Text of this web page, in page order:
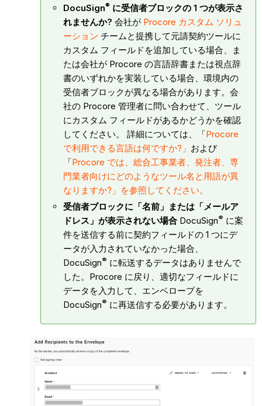
DocuSign® に受信者ブロックの 1 つが表示さ
れませんか? 会社が Procore カスタム ソリュ
ーション チームと提携して元請契約ツールに
カスタム フィールドを追加している場合、ま
たは会社が Procore の言語辞書または視点辞
書のいずれかを実装している場合、環境内の
受信者ブロックが異なる場合があります。会
社の Procore 管理者に問い合わせて、ツール
にカスタム フィールドがあるかどうかを確認
してください。 詳細については、「Procore
で利用できる言語は何ですか?」 および
「Procore では、総合工事業者、発注者、専
門業者向けにどのようなツール名と用語が異
なりますか?」を参照してください。
受信者ブロックに「名前」または「メールア
ドレス」が表示されない場合 DocuSign® に案
件を送信する前に契約フィールドの 1 つにデ
ータが入力されていなかった場合、
DocuSign® に転送するデータはありませんで
した。Procore に戻り、適切なフィールドに
データを入力して、エンベロープを
DocuSign® に再送信する必要があります。